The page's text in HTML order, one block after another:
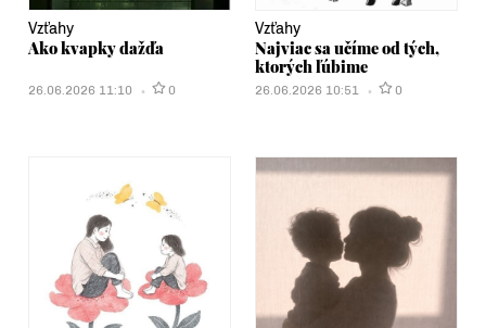
Vzťahy
Ako kvapky dažďa
26.06.2026 11:10 0
Vzťahy
Najviac sa učíme od tých,
ktorých ľúbime
26.06.2026 10:51 0